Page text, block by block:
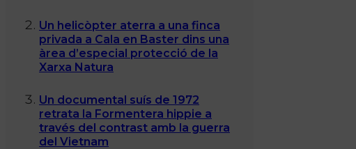
Un helicòpter aterra a una finca
privada a Cala en Baster dins una
àrea d’especial protecció de la
Xarxa Natura
Un documental suís de 1972
retrata la Formentera hippie a
través del contrast amb la guerra
del Vietnam